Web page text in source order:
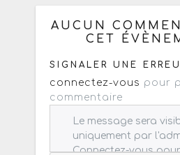
: mail / forum /
AUCUN
CET
SIGNALER UNE
connectez-vous pour
commentaire